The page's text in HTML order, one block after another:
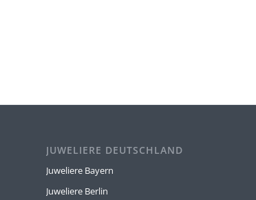
JUWELIERE DEUTSCHLAND
Juweliere Bayern
Juweliere Berlin